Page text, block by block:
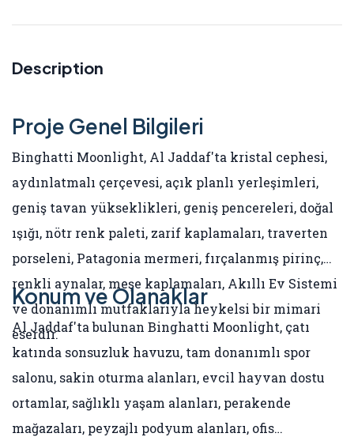
Description
Proje Genel Bilgileri
Binghatti Moonlight, Al Jaddaf'ta kristal cephesi,
aydınlatmalı çerçevesi, açık planlı yerleşimleri,
geniş tavan yükseklikleri, geniş pencereleri, doğal
ışığı, nötr renk paleti, zarif kaplamaları, traverten
porseleni, Patagonia mermeri, fırçalanmış pirinç,
renkli aynalar, meşe kaplamaları, Akıllı Ev Sistemi
ve donanımlı mutfaklarıyla heykelsi bir mimari
eserdir.
Konum ve Olanaklar
Al Jaddaf'ta bulunan Binghatti Moonlight, çatı
katında sonsuzluk havuzu, tam donanımlı spor
salonu, sakin oturma alanları, evcil hayvan dostu
ortamlar, sağlıklı yaşam alanları, perakende
mağazaları, peyzajlı podyum alanları, ofis